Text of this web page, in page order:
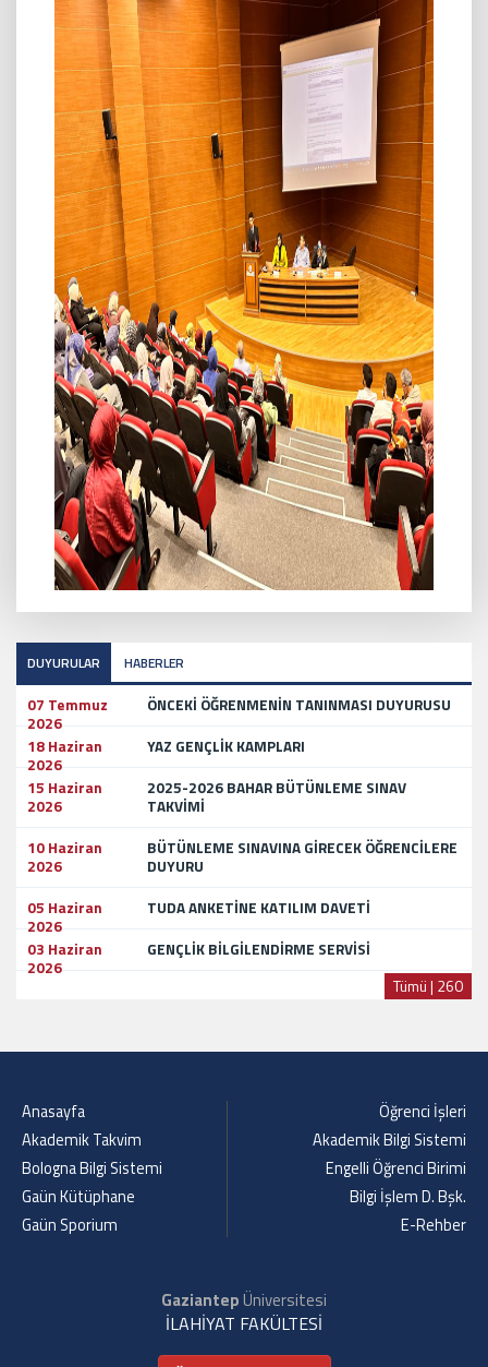
DUYURULAR HABERLER
07 Temmuz
2026
ÖNCEKİ ÖĞRENMENİN TANINMASI DUYURUSU
18 Haziran
2026
YAZ GENÇLİK KAMPLARI
15 Haziran
2026
2025-2026 BAHAR BÜTÜNLEME SINAV
TAKVİMİ
10 Haziran
2026
BÜTÜNLEME SINAVINA GİRECEK ÖĞRENCİLERE
DUYURU
05 Haziran
2026
TUDA ANKETİNE KATILIM DAVETİ
03 Haziran
2026
GENÇLİK BİLGİLENDİRME SERVİSİ
Tümü | 260
Anasayfa
Akademik Takvim
Bologna Bilgi Sistemi
Gaün Kütüphane
Gaün Sporium
Öğrenci İşleri
Akademik Bilgi Sistemi
Engelli Öğrenci Birimi
Bilgi İşlem D. Bşk.
E-Rehber
GaziantepÜniversitesi
İLAHİYAT FAKÜLTESİ